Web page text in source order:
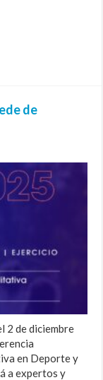
de
2 de diciembre
en Deporte y
a expertos y